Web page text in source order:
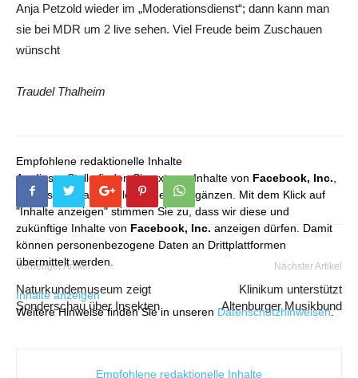
Anja Petzold wieder im „Moderationsdienst“; dann kann man
sie bei MDR um 2 live sehen. Viel Freude beim Zuschauen
wünscht
Traudel Thalheim
Empfohlene redaktionelle Inhalte
An dieser Stelle finden Sie externe Inhalte von Facebook, Inc.
die unser redaktionelles Angebot ergänzen. Mit dem Klick auf
"Inhalte anzeigen" stimmen Sie zu, dass wir diese und
zukünftige Inhalte von Facebook, Inc. anzeigen dürfen. Damit
können personenbezogene Daten an Drittplattformen
übermittelt werden.
Inhalte anzeigen
Weitere Hinweise finden Sie in unseren Datenschutzhinweisen.
Vorheriger Artikel
Naturkundemuseum zeigt
Sonderschau über Insekten
Nächster Artikel
Klinikum unterstützt
Altenburger Musikbund
Empfohlene redaktionelle Inhalte